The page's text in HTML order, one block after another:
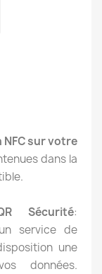
sur votre
dans la
Sécurité:
service de
une
données.